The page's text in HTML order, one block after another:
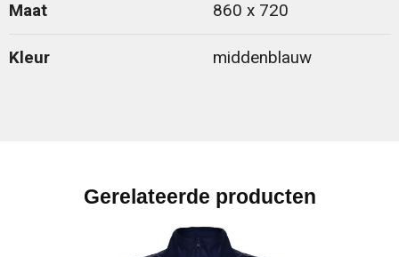
Maat 860 x 720
Kleur middenblauw
Gerelateerde producten